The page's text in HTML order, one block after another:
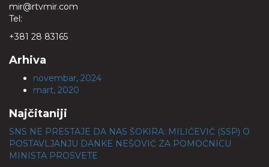
mir@rtvmir.com
Tel:
+381 28 83165
Arhiva
novembar, 2024
mart, 2020
Najčitaniji
SNS NE PRESTAJE DA NAS ŠOKIRA: MILIĆEVIĆ (SSP) O
POSTAVLJANJU DANKE NEŠOVIĆ ZA POMOĆNICU
MINISTA PROSVETE